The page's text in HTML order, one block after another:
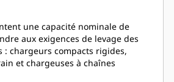
une capacité nominale de
aux exigences de levage des
: chargeurs compacts rigides,
et chargeuses à chaînes